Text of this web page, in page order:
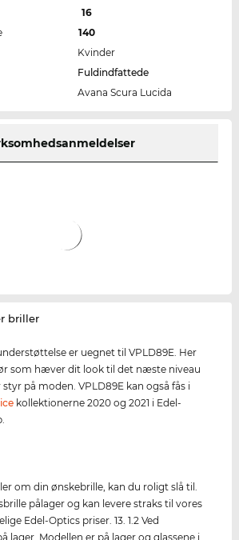
16
140
Kvinder
Fuldindfattede
Avana Scura Lucida
briller
er uegnet til VPLD89E. Her
som hæver dit look til det næste niveau
på moden. VPLD89E kan også fås i
kollektionerne 2020 og 2021 i Edel-
om din ønskebrille, kan du roligt slå til.
pålager og kan levere straks til vores
Edel-Optics priser. 13. 1.2 Ved
lager. Modellen er på lager og glassene i